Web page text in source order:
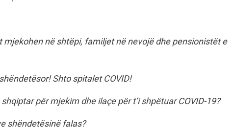
mjekohen në shtëpi, familjet në nevojë dhe pensionistët e
Shto spitalet COVID!
për mjekim dhe ilaçe për t’i shpëtuar COVID-19?
shëndetësinë falas?